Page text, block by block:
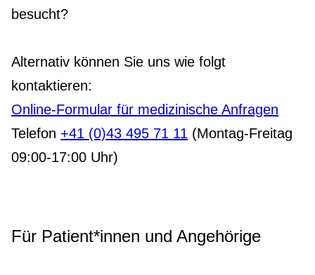
besucht?
Alternativ können Sie uns wie folgt
kontaktieren:
Online-Formular für medizinische Anfragen
Telefon +41 (0)43 495 71 11 (Montag-Freitag
09:00-17:00 Uhr)
Für Patient*innen und Angehörige